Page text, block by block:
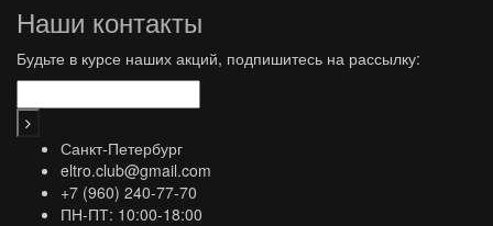
Наши контакты
Будьте в курсе наших акций, подпишитесь на рассылку:
Санкт-Петербург
eltro.club@gmail.com
+7 (960) 240-77-70
ПН-ПТ: 10:00-18:00